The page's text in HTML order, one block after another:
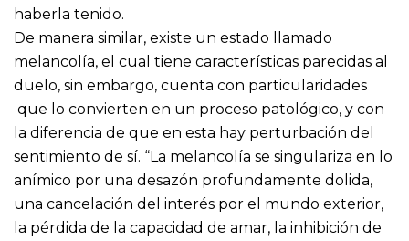
haberla tenido.
De manera similar, existe un estado llamado
melancolía, el cual tiene características parecidas al
duelo, sin embargo, cuenta con particularidades
que lo convierten en un proceso patológico, y con
la diferencia de que en esta hay perturbación del
sentimiento de sí. “La melancolía se singulariza en lo
anímico por una desazón profundamente dolida,
una cancelación del interés por el mundo exterior,
la pérdida de la capacidad de amar, la inhibición de